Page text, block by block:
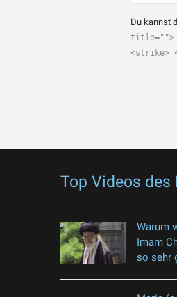
Du kannst
title="">
<strike>
Top Videos des
Warum
Imam
so sehr